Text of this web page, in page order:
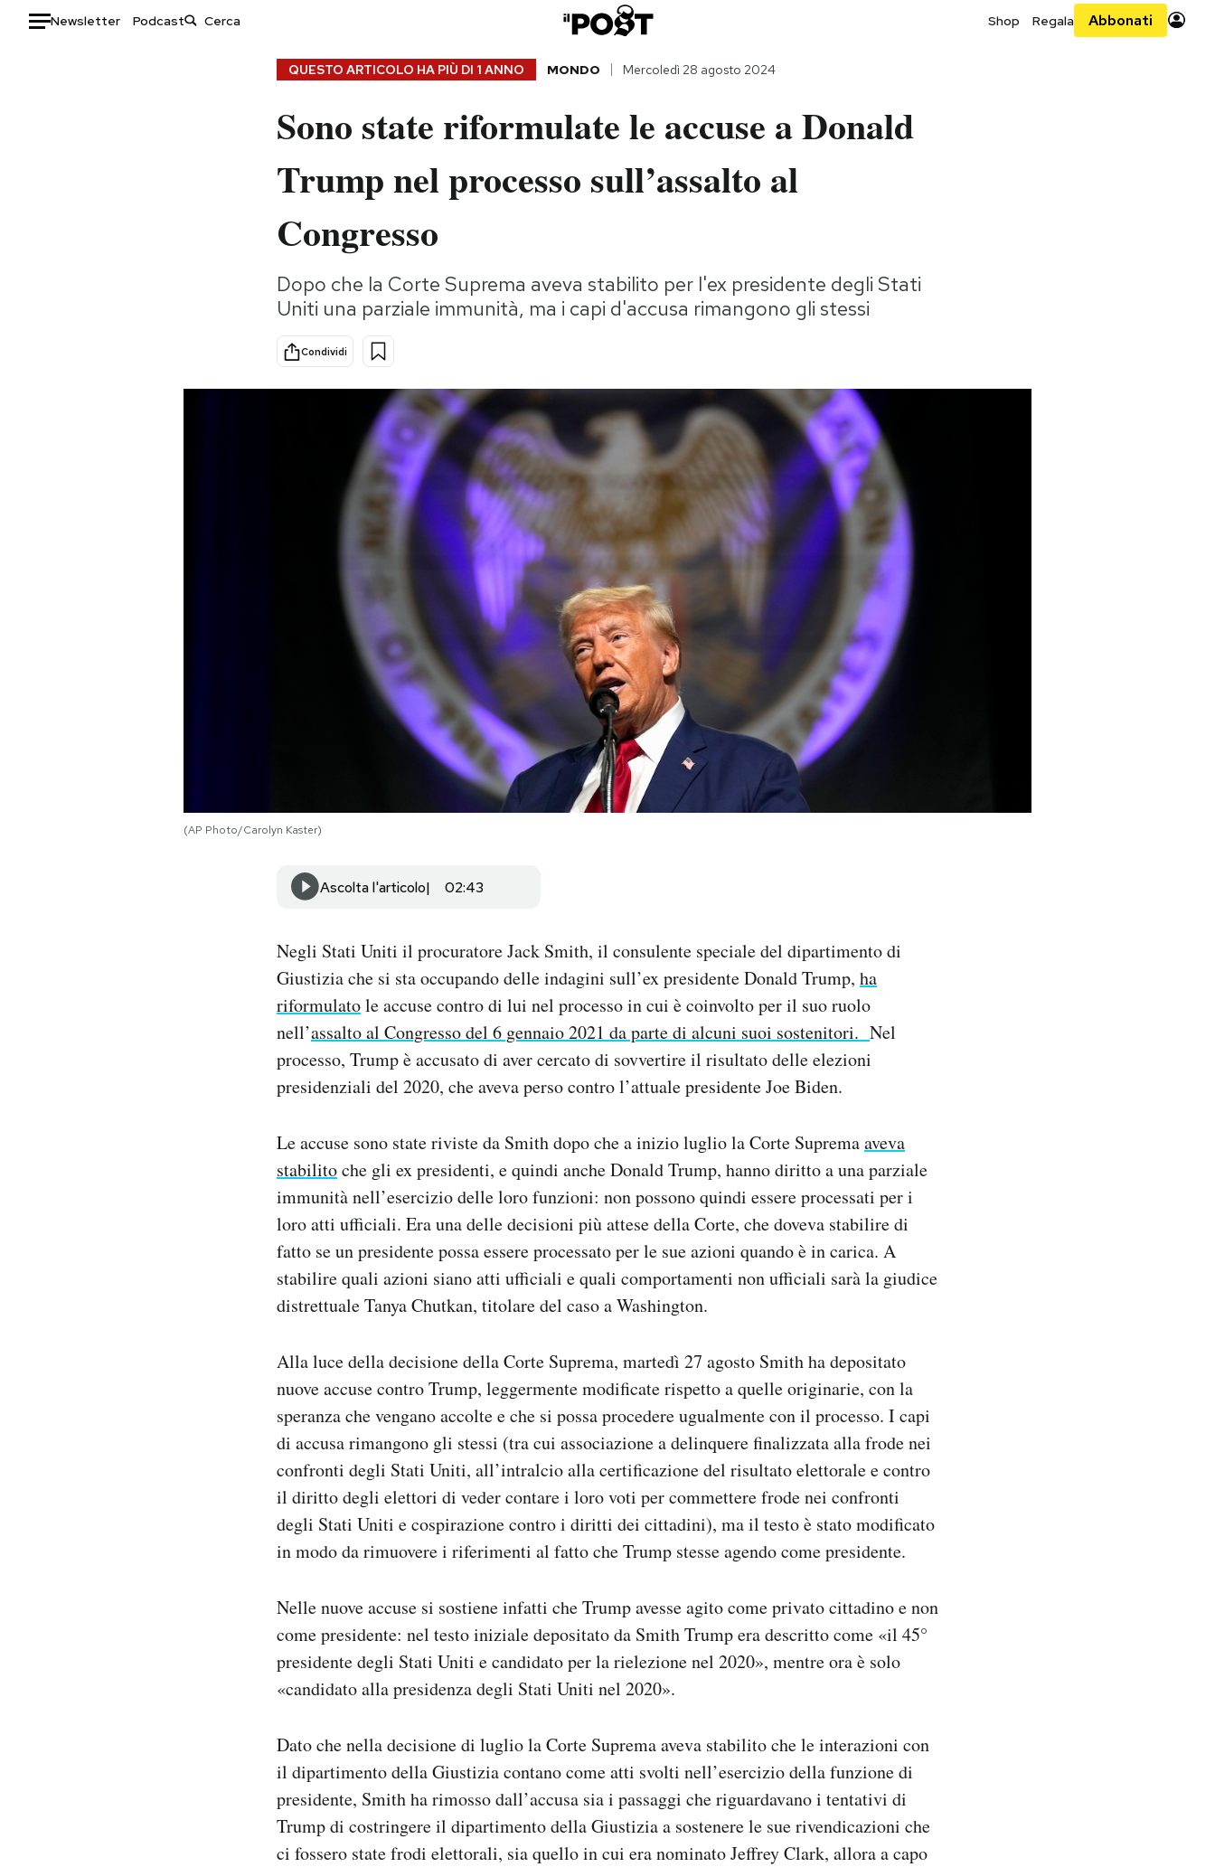
Newsletter Podcast Shop Regala Abbonati
Storie/Idee
Mondiali calcio 2026
QUESTO ARTICOLO HA PIÙ DI 1 ANNO MONDO Mercoledì 28 agosto 2024
Sono state riformulate le accuse a Donald
Trump nel processo sull’assalto al
Congresso
Dopo che la Corte Suprema aveva stabilito per l'ex presidente degli Stati
Uniti una parziale immunità, ma i capi d'accusa rimangono gli stessi
Condividi
(AP Photo/Carolyn Kaster)
Ascolta l'articolo 02:43
Negli Stati Uniti il procuratore Jack Smith, il consulente speciale del dipartimento di
Giustizia che si sta occupando delle indagini sull’ex presidente Donald Trump, ha
riformulatole accuse contro di lui nel processo in cui è coinvolto per il suo ruolo
nell’assalto al Congresso del 6 gennaio 2021 da parte di alcuni suoi sostenitori. Nel
processo, Trump è accusato di aver cercato di sovvertire il risultato delle elezioni
presidenziali del 2020, che aveva perso contro l’attuale presidente Joe Biden.
Le accuse sono state riviste da Smith dopo che a inizio luglio la Corte Supremaaveva
stabilitoche gli ex presidenti, e quindi anche Donald Trump, hanno diritto a una parziale
immunità nell’esercizio delle loro funzioni: non possono quindi essere processati per i
loro atti ufficiali. Era una delle decisioni più attese della Corte, che doveva stabilire di
fatto se un presidente possa essere processato per le sue azioni quando è in carica. A
stabilire quali azioni siano atti ufficiali e quali comportamenti non ufficiali sarà la giudice
distrettuale Tanya Chutkan, titolare del caso a Washington.
Alla luce della decisione della Corte Suprema, martedì 27 agosto Smith ha depositato
nuove accuse contro Trump, leggermente modificate rispetto a quelle originarie, con la
speranza che vengano accolte e che si possa procedere ugualmente con il processo. I capi
di accusa rimangono gli stessi (tra cui associazione a delinquere finalizzata alla frode nei
confronti degli Stati Uniti, all’intralcio alla certificazione del risultato elettorale e contro
il diritto degli elettori di veder contare i loro voti per commettere frode nei confronti
degli Stati Uniti e cospirazione contro i diritti dei cittadini), ma il testo è stato modificato
in modo da rimuovere i riferimenti al fatto che Trump stesse agendo come presidente.
Nelle nuove accuse si sostiene infatti che Trump avesse agito come privato cittadino e non
come presidente: nel testo iniziale depositato da Smith Trump era descritto come «il 45°
presidente degli Stati Uniti e candidato per la rielezione nel 2020», mentre ora è solo
«candidato alla presidenza degli Stati Uniti nel 2020».
Dato che nella decisione di luglio la Corte Suprema aveva stabilito che le interazioni con
il dipartimento della Giustizia contano come atti svolti nell’esercizio della funzione di
presidente, Smith ha rimosso dall’accusa sia i passaggi che riguardavano i tentativi di
Trump di costringere il dipartimento della Giustizia a sostenere le sue rivendicazioni che
ci fossero state frodi elettorali, sia quello in cui era nominato Jeffrey Clark, allora a capo